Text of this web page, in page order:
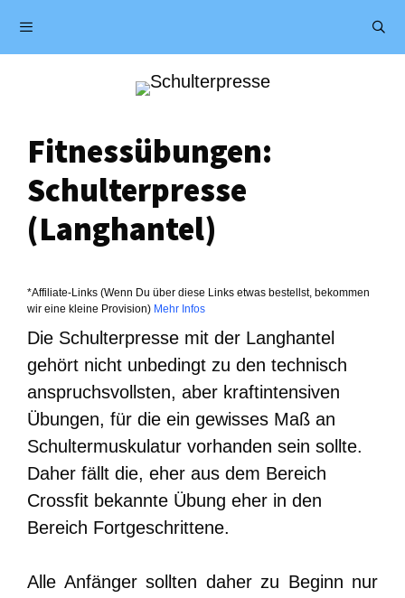
Fitnessübungen:
Schulterpresse
(Langhantel)
*Affiliate-Links (Wenn Du über diese Links etwas bestellst, bekommen
wir eine kleine Provision) Mehr Infos
Die Schulterpresse mit der Langhantel
gehört nicht unbedingt zu den technisch
anspruchsvollsten, aber kraftintensiven
Übungen, für die ein gewisses Maß an
Schultermuskulatur vorhanden sein sollte.
Daher fällt die, eher aus dem Bereich
Crossfit bekannte Übung eher in den
Bereich Fortgeschrittene.
Alle Anfänger sollten daher zu Beginn nur